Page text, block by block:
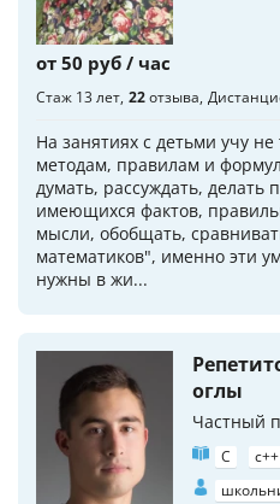
от 50 руб / час
Стаж 13 лет 22отзыва
На занятиях с детьми учу
методам, правилам и
думать, рассуждать,
имеющихся фактов,
мысли, обобщать,
математиков", именно эти
нужны в жи...
оглы
Частный
C c++